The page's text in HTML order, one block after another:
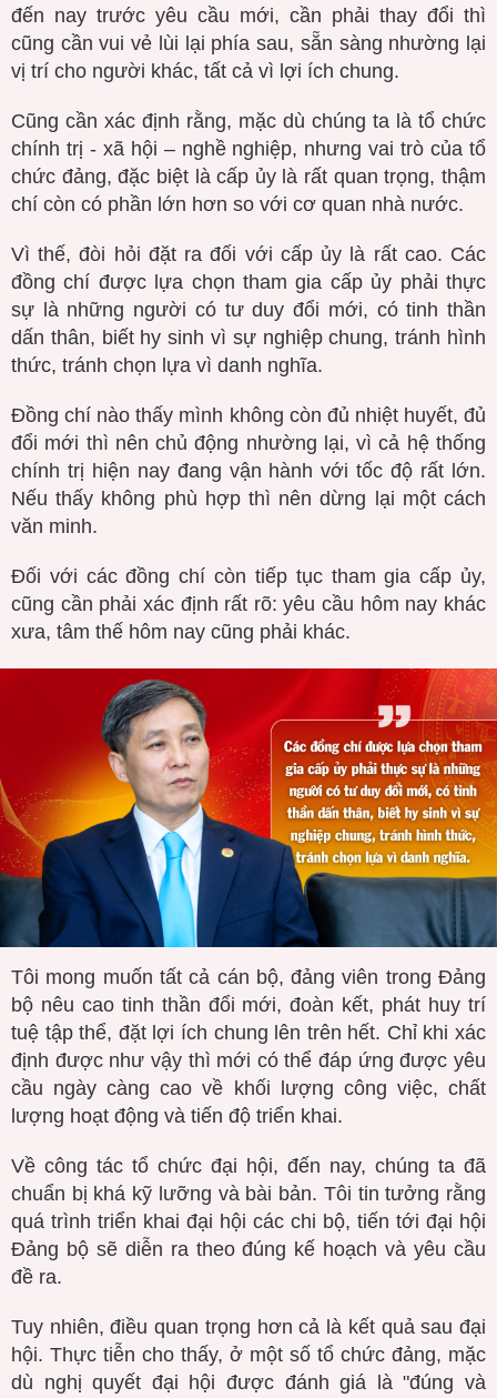
đến nay trước yêu cầu mới, cần phải thay đổi thì
cũng cần vui vẻ lùi lại phía sau, sẵn sàng nhường lại
vị trí cho người khác, tất cả vì lợi ích chung.
Cũng cần xác định rằng, mặc dù chúng ta là tổ chức
chính trị - xã hội – nghề nghiệp, nhưng vai trò của tổ
chức đảng, đặc biệt là cấp ủy là rất quan trọng, thậm
chí còn có phần lớn hơn so với cơ quan nhà nước.
Vì thế, đòi hỏi đặt ra đối với cấp ủy là rất cao. Các
đồng chí được lựa chọn tham gia cấp ủy phải thực
sự là những người có tư duy đổi mới, có tinh thần
dấn thân, biết hy sinh vì sự nghiệp chung, tránh hình
thức, tránh chọn lựa vì danh nghĩa.
Đồng chí nào thấy mình không còn đủ nhiệt huyết, đủ
đổi mới thì nên chủ động nhường lại, vì cả hệ thống
chính trị hiện nay đang vận hành với tốc độ rất lớn.
Nếu thấy không phù hợp thì nên dừng lại một cách
văn minh.
Đối với các đồng chí còn tiếp tục tham gia cấp ủy,
cũng cần phải xác định rất rõ: yêu cầu hôm nay khác
xưa, tâm thế hôm nay cũng phải khác.
Tôi mong muốn tất cả cán bộ, đảng viên trong Đảng
bộ nêu cao tinh thần đổi mới, đoàn kết, phát huy trí
tuệ tập thể, đặt lợi ích chung lên trên hết. Chỉ khi xác
định được như vậy thì mới có thể đáp ứng được yêu
cầu ngày càng cao về khối lượng công việc, chất
lượng hoạt động và tiến độ triển khai.
Về công tác tổ chức đại hội, đến nay, chúng ta đã
chuẩn bị khá kỹ lưỡng và bài bản. Tôi tin tưởng rằng
quá trình triển khai đại hội các chi bộ, tiến tới đại hội
Đảng bộ sẽ diễn ra theo đúng kế hoạch và yêu cầu
đề ra.
Tuy nhiên, điều quan trọng hơn cả là kết quả sau đại
hội. Thực tiễn cho thấy, ở một số tổ chức đảng, mặc
dù nghị quyết đại hội được đánh giá là "đúng và